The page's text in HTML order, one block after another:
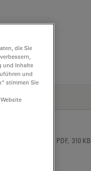
PDF, 310 KB
die Sie
und Inhalte
und
stimmen Sie